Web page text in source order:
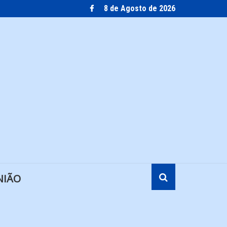
8 de Agosto de 2026